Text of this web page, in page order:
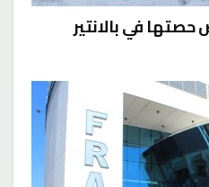
في بالانتير